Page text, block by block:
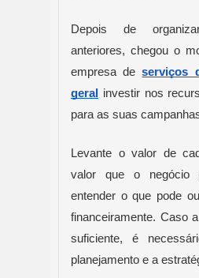
Depois de
anteriores, chegou o
empresa de serviços
geral
investir nos
para as suas
Levante o valor de
valor que o negócio
entender o que pode
financeiramente. Caso
suficiente, é
planejamento e a